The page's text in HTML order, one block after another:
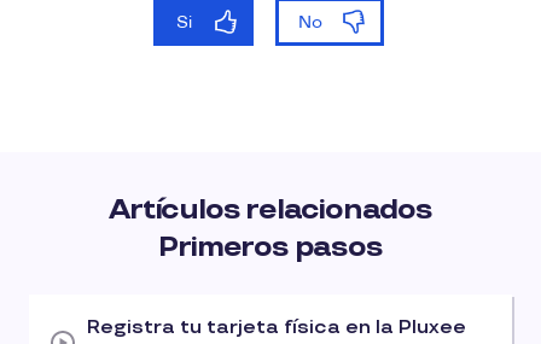
Artículos relacionados
Primeros pasos
Registra tu tarjeta física en la Pluxee